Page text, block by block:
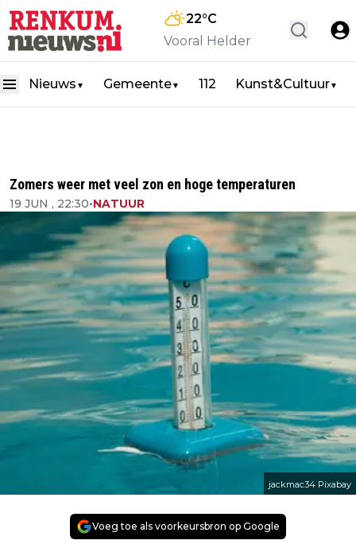
22°C
Vooral Helder
Nieuws ▼ Gemeente▼ 112 Kunst&Cultuur▼
Zomers weer met veel zon en hoge temperaturen
19 JUN , 22:30•NATUUR
jackmac34 Pixabay
Voeg toe als voorkeursbron op Google